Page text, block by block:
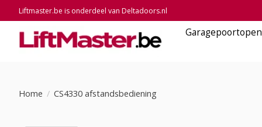
Liftmaster.be is onderdeel van Deltadoors.nl
Home / CS4330 afstandsbediening